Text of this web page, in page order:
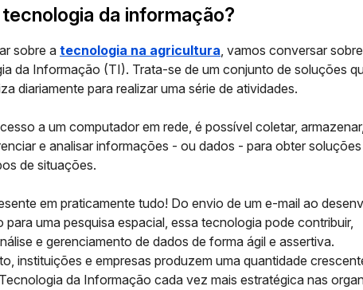
da informação?
sobre atecnologia na agricultura, vamos conversar
da Informação (TI). Trata-se de um conjunto de soluções
diariamente para realizar uma série de atividades.
a um computador em rede, é possível coletar,
e analisar informações - ou dados - para obter
de situações.
em praticamente tudo! Do envio de um e-mail ao
para uma pesquisa espacial, essa tecnologia pode contribuir,
e gerenciamento de dados de forma ágil e assertiva.
instituições e empresas produzem uma quantidade
da Informação cada vez mais estratégica nas